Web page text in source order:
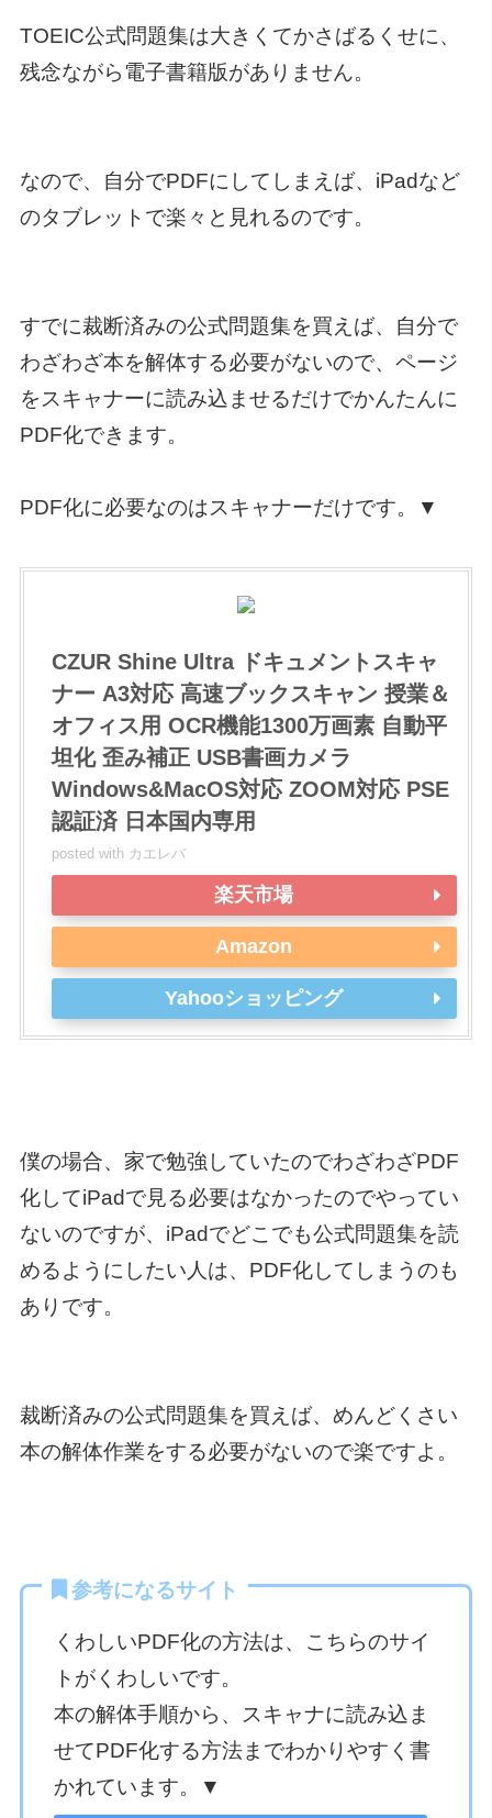
TOEIC公式問題集は大きくてかさばるくせに、
残念ながら電子書籍版がありません。
なので、自分でPDFにしてしまえば、iPadなど
のタブレットで楽々と見れるのです。
すでに裁断済みの公式問題集を買えば、自分で
わざわざ本を解体する必要がないので、ページ
をスキャナーに読み込ませるだけでかんたんに
PDF化できます。
PDF化に必要なのはスキャナーだけです。▼
CZUR Shine Ultra ドキュメントスキャ
ナー A3対応 高速ブックスキャン 授業＆
オフィス用 OCR機能1300万画素 自動平
坦化 歪み補正 USB書画カメラ
Windows&MacOS対応 ZOOM対応 PSE
認証済 日本国内専用
posted with カエレバ
楽天市場
Amazon
Yahooショッピング
僕の場合、家で勉強していたのでわざわざPDF
化してiPadで見る必要はなかったのでやってい
ないのですが、iPadでどこでも公式問題集を読
めるようにしたい人は、PDF化してしまうのも
ありです。
裁断済みの公式問題集を買えば、めんどくさい
本の解体作業をする必要がないので楽ですよ。
参考になるサイト
くわしいPDF化の方法は、こちらのサイ
トがくわしいです。
本の解体手順から、スキャナに読み込ま
せてPDF化する方法までわかりやすく書
かれています。▼